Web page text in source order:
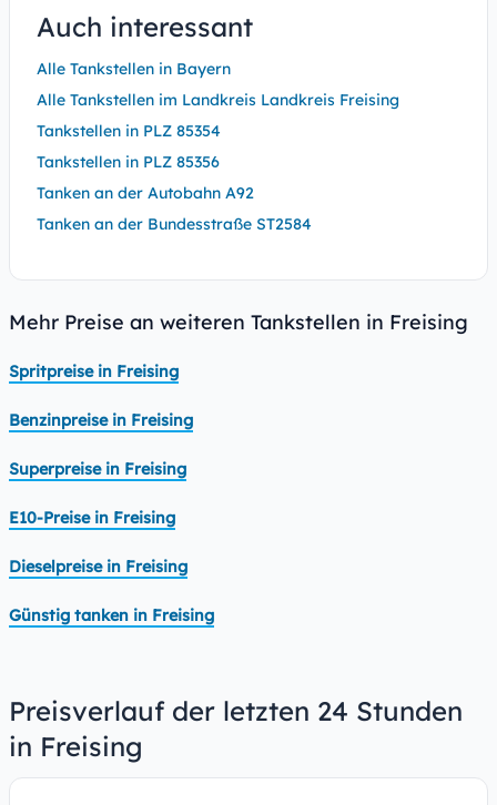
Auch interessant
Alle Tankstellen in Bayern
Alle Tankstellen im Landkreis Landkreis Freising
Tankstellen in PLZ 85354
Tankstellen in PLZ 85356
Tanken an der Autobahn A92
Tanken an der Bundesstraße ST2584
Mehr Preise an weiteren Tankstellen in Freising
Spritpreise in Freising
Benzinpreise in Freising
Superpreise in Freising
E10-Preise in Freising
Dieselpreise in Freising
Günstig tanken in Freising
Preisverlauf der letzten 24 Stunden
in Freising